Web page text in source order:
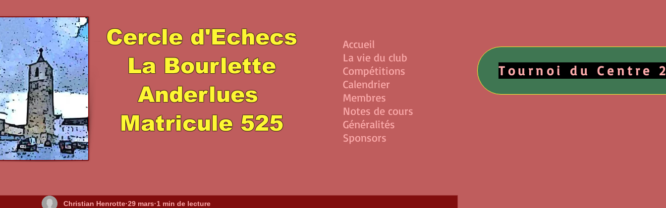
Cercle d'Echecs
La Bourlette
Anderlues
Matricule 525
Accueil
La vie du club
Compétitions
Calendrier
Membres
Notes de cours
Généralités
Sponsors
Tournoi du Centre
Christian Henrotte 29 mars 1 min de lecture